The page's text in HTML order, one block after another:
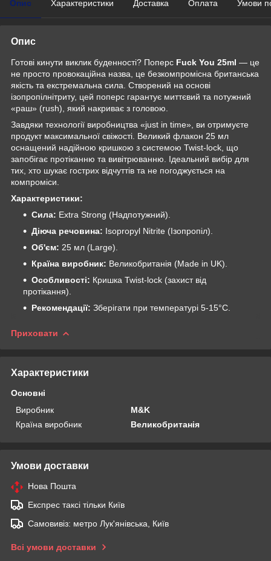
Опис Характеристики Доставка Оплата Умови
Опис
Готові кинути виклик буденності? Поперс Fuck You 25ml — це
не просто провокаційна назва, це безкомпромісна британська
якість та екстремальна сила. Створений на основі
ізопропілнітриту, цей поперс гарантує миттєвий та потужний
«раш» (rush), який накриває з головою.
Завдяки технології виробництва «just in time», ви отримуєте
продукт максимальної свіжості. Великий флакон 25 мл
оснащений надійною кришкою з системою Twist-lock, що
запобігає протіканню та вивітрюванню. Ідеальний вибір для
тих, хто шукає гострих відчуттів та не погоджується на
компроміси.
Характеристики:
Сила: Extra Strong (Надпотужний).
Діюча речовина: Isopropyl Nitrite (Ізопропіл).
Об'єм: 25 мл (Large).
Країна виробник: Великобританія (Made in UK).
Особливості: Кришка Twist-lock (захист від
протікання).
Рекомендації: Зберігати при температурі 5-15°C.
Приховати
Характеристики
Основні
Виробник
M&K
Країна виробник
Великобританія
Умови доставки
Нова Пошта
Експрес таксі тільки Київ
Самовивіз: метро Лук'янівська, Київ
Всі умови доставки